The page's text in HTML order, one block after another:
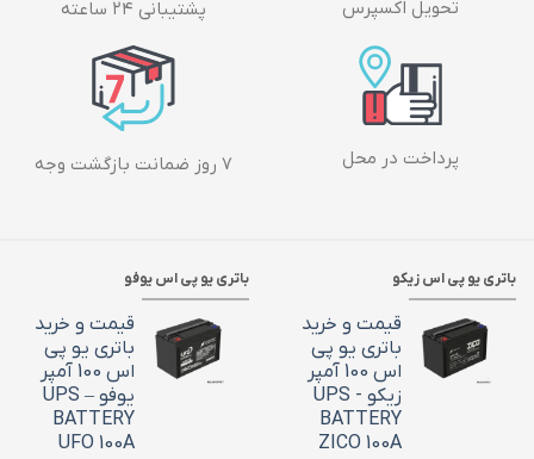
تحویل اکسپرس پشتیبانی ۲۴ ساعته
پرداخت در محل ۷ روز ضمانت بازگشت وجه
باتری یو پی اس زیکو
قیمت و خرید
باتری یو پی
اس 100 آمپر
زیکو - UPS
BATTERY
ZICO 100A
باتری یو پی اس یوفو
قیمت و خرید
باتری یو پی
اس 100 آمپر
یوفو – UPS
BATTERY
UFO 100A